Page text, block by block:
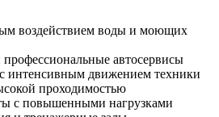
воздействием воды и моющих
автосервисы
интенсивным движением техники
проходимостью
с повышенными нагрузками